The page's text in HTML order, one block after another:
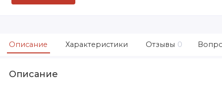
Описание Характеристики Отзывы 0
Описание